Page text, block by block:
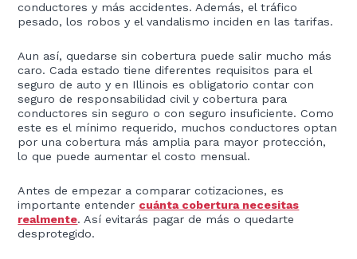
conductores y más accidentes. Además, el tráfico
pesado, los robos y el vandalismo inciden en las tarifas.
Aun así, quedarse sin cobertura puede salir mucho más
caro. Cada estado tiene diferentes requisitos para el
seguro de auto y en Illinois es obligatorio contar con
seguro de responsabilidad civil y cobertura para
conductores sin seguro o con seguro insuficiente. Como
este es el mínimo requerido, muchos conductores optan
por una cobertura más amplia para mayor protección,
lo que puede aumentar el costo mensual.
Antes de empezar a comparar cotizaciones, es
importante entender cuánta cobertura necesitas
realmente. Así evitarás pagar de más o quedarte
desprotegido.